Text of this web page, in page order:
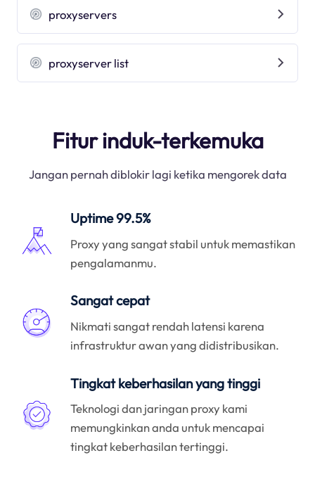
proxyservers
proxyserver list
Fitur induk-terkemuka
Jangan pernah diblokir lagi ketika mengorek data
Uptime 99.5%
Proxy yang sangat stabil untuk memastikan
pengalamanmu.
Sangat cepat
Nikmati sangat rendah latensi karena
infrastruktur awan yang didistribusikan.
Tingkat keberhasilan yang tinggi
Teknologi dan jaringan proxy kami
memungkinkan anda untuk mencapai
tingkat keberhasilan tertinggi.